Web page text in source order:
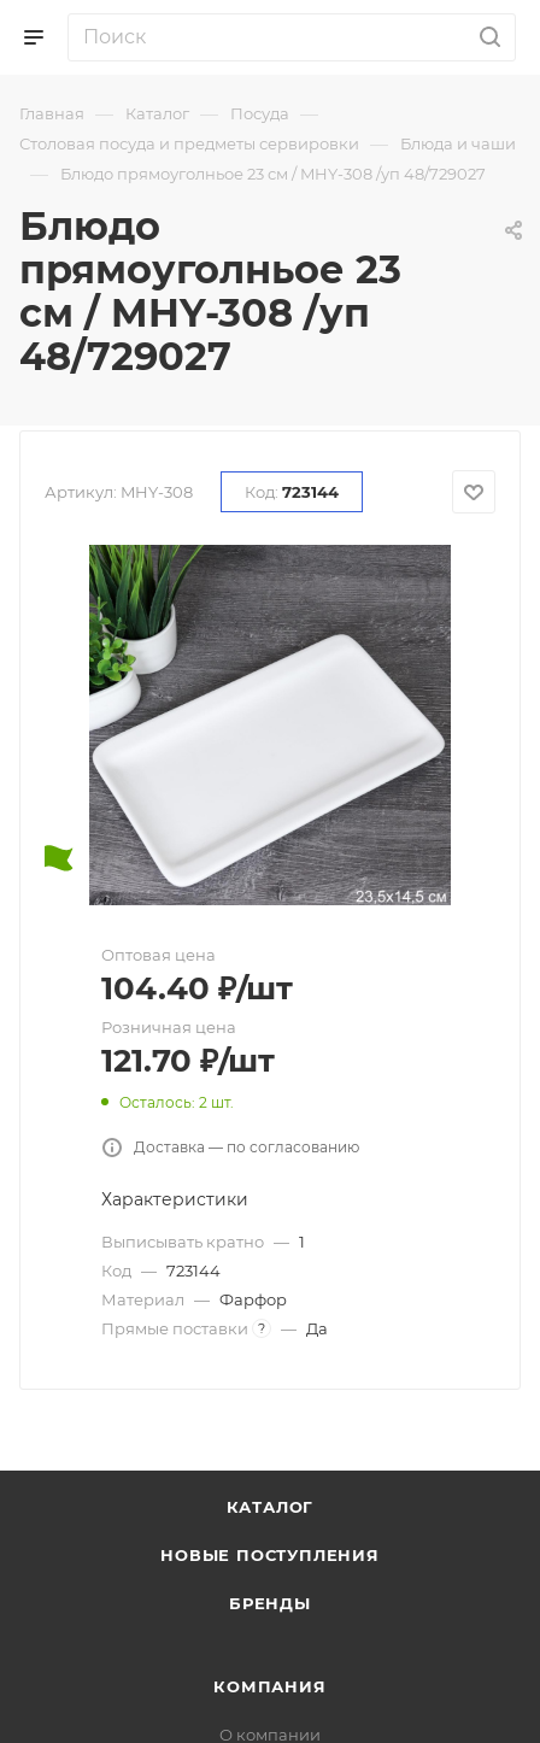
Главная — Каталог — Посуда —
Столовая посуда и предметы сервировки — Блюда и чаши
— Блюдо прямоуголньое 23 см / MHY-308 /уп 48/729027
Блюдо
прямоуголньое 23
см / MHY-308 /уп
48/729027
Артикул: MHY-308 Код: 723144
Оптовая цена
104.40 ₽/шт
Розничная цена
121.70 ₽/шт
Осталось: 2 шт.
Доставка — по согласованию
Характеристики
Выписывать кратно — 1
Код — 723144
Материал — Фарфор
Прямые поставки
? — Да
КАТАЛОГ
НОВЫЕ ПОСТУПЛЕНИЯ
БРЕНДЫ
КОМПАНИЯ
О компании